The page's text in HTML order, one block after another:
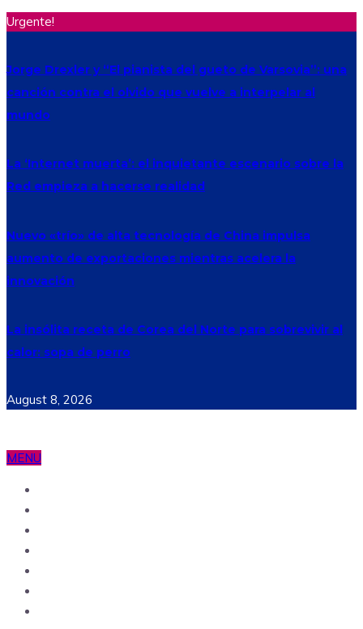
Urgente!
Jorge Drexler y “El pianista del gueto de Varsovia”: una
canción contra el olvido que vuelve a interpelar al
mundo
La ‘Internet muerta’: el inquietante escenario sobre la
Red empieza a hacerse realidad
Nuevo «trío» de alta tecnología de China impulsa
aumento de exportaciones mientras acelera la
innovación
La insólita receta de Corea del Norte para sobrevivir al
calor: sopa de perro
August 8, 2026
MENU